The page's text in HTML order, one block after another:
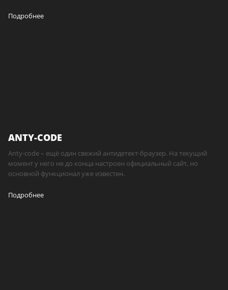
Подробнее
ANTY-CODE
Anty-code – ещё один свежий антидетект-браузер. На текущий
момент у него не до конца настроен официальный сайт, но
основной функционал уже известен.
Подробнее